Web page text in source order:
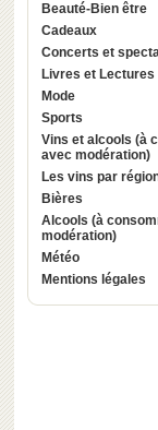
Beauté-Bien être
Cadeaux
Concerts et
Livres et Lectures
Mode
Sports
Vins et alcools (à
avec modération)
Les vins par
Bières
Alcools (à
modération)
Météo
Mentions légales